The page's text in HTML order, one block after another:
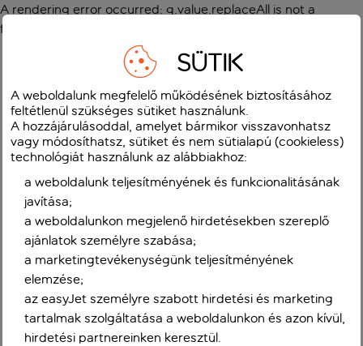
A rendering error occurred: g.value.replaceAll is not a
function
SÜTIK
A weboldalunk megfelelő működésének biztosításához
feltétlenül szükséges sütiket használunk.
A hozzájárulásoddal, amelyet bármikor visszavonhatsz
vagy módosíthatsz, sütiket és nem sütialapú (cookieless)
technológiát használunk az alábbiakhoz:
a weboldalunk teljesítményének és funkcionalitásának
javítása;
a weboldalunkon megjelenő hirdetésekben szereplő
ajánlatok személyre szabása;
a marketingtevékenységünk teljesítményének
elemzése;
az easyJet személyre szabott hirdetési és marketing
tartalmak szolgáltatása a weboldalunkon és azon kívül,
hirdetési partnereinken keresztül.